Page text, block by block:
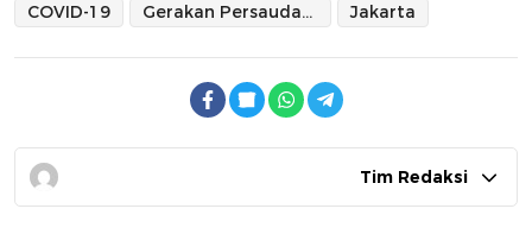
COVID-19
Gerakan Persaudaraan Muslim Indonesia (GPMI) Jakarta
Tim Redaksi